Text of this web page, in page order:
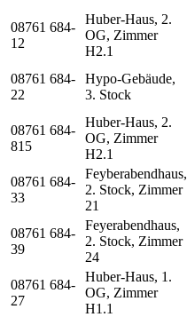
08761 684-
12
Huber-Haus, 2.
OG, Zimmer
H2.1
08761 684-
22
Hypo-Gebäude,
3. Stock
08761 684-
815
Huber-Haus, 2.
OG, Zimmer
H2.1
08761 684-
33
Feyberabendhaus,
2. Stock, Zimmer
21
08761 684-
39
Feyerabendhaus,
2. Stock, Zimmer
24
08761 684-
27
Huber-Haus, 1.
OG, Zimmer
H1.1